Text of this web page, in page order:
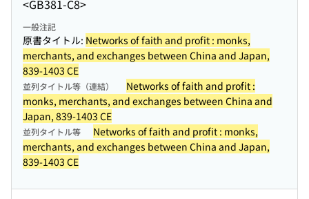
<GB381-C8>
一般注記
原書タイトル: Networks of faith and profit : monks,
merchants, and exchanges between China and Japan,
839-1403 CE
並列タイトル等（連結）
Networks of faith and profit :
monks, merchants, and exchanges between China and
Japan, 839-1403 CE
並列タイトル等
Networks of faith and profit : monks,
merchants, and exchanges between China and Japan,
839-1403 CE